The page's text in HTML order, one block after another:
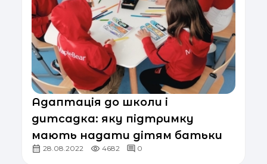
Адаптація до школи і
дитсадка: яку підтримку
мають надати дітям батьки
28.08.2022 4682 0